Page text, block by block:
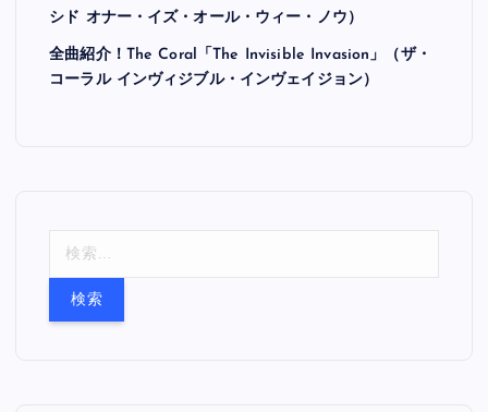
シド オナー・イズ・オール・ウィー・ノウ）
全曲紹介！The Coral「The Invisible Invasion」（ザ・
コーラル インヴィジブル・インヴェイジョン）